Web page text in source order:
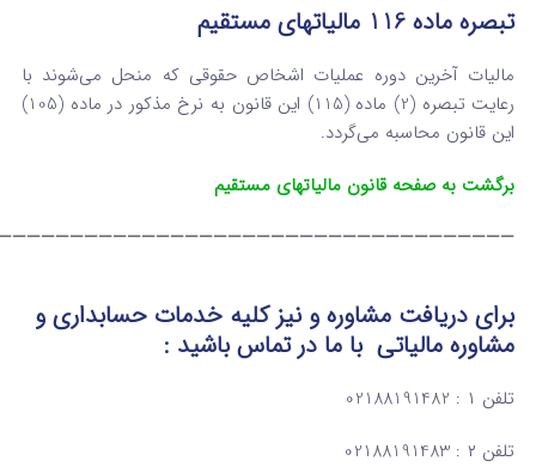
تبصره ماده 116 مالیاتهای مستقیم
مالیات آخرین دوره عملیات اشخاص حقوقی که ‌منحل می‌شوند با
رعایت تبصره (2) ماده (115) این قانون به نرخ‌ مذکور در ماده (105)
این قانون محاسبه می‌گردد.
برگشت به صفحه قانون مالیاتهای مستقیم
برای دریافت مشاوره و نیز کلیه خدمات حسابداری و
مشاوره مالیاتیبا ما در تماسباشید :
تلفن ۱ : 02188191482
تلفن ۲ : 02188191483